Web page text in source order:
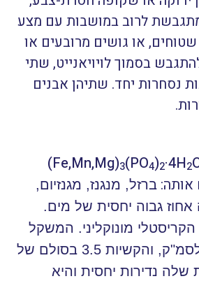
לרוב במושבות עם מצע
או גושים מרובעים או
בסמוך לויויאנייט, שתי
נסחרות יחד. שתיהן אבנים
(Fe,Mn,Mg)3(PO4)2·4H2
אותה: ברזל, מנגנז, מגנזיום,
אחוז גבוה יחסית של מים.
מונוקליני. המשקל
הסגולי 3.15 גרם לסמ"ק, והקשיות 3.5 בסולם של
שלה נדירות יחסית והיא